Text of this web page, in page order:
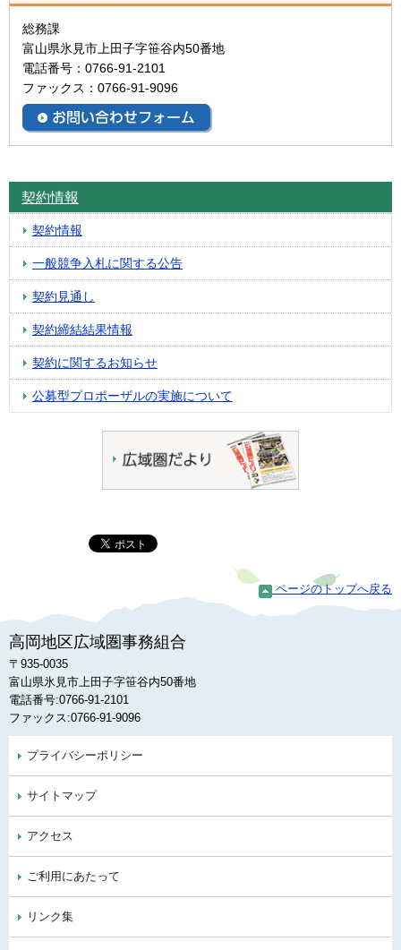
総務課
富山県氷見市上田子字笹谷内50番地
電話番号：0766-91-2101
ファックス：0766-91-9096
契約情報
契約情報
一般競争入札に関する公告
契約見通し
契約締結結果情報
契約に関するお知らせ
公募型プロポーザルの実施について
ページのトップへ戻る
高岡地区広域圏事務組合
〒935-0035
富山県氷見市上田子字笹谷内50番地
電話番号:0766-91-2101
ファックス:0766-91-9096
プライバシーポリシー
サイトマップ
アクセス
ご利用にあたって
リンク集